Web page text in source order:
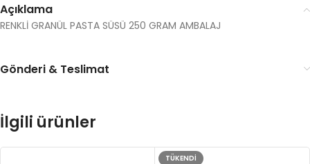
Açıklama
RENKLİ GRANÜL PASTA SÜSÜ 250 GRAM AMBALAJ
Gönderi & Teslimat
İlgili ürünler
TÜKENDI